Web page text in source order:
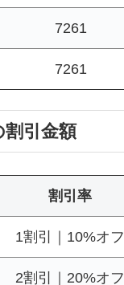
7261
7261
割引金額
割引率
1割引｜10%オフ
2割引｜20%オフ